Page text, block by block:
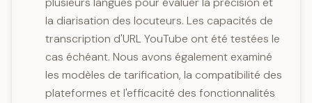
la diarisation des locuteurs. Les capacités de
transcription d'URL YouTube ont été testées le
cas échéant. Nous avons également examiné
les modèles de tarification, la compatibilité des
plateformes et l'efficacité des fonctionnalités